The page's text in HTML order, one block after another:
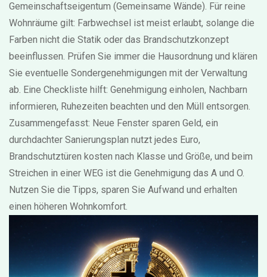
Gemeinschaftseigentum (Gemeinsame Wände). Für reine
Wohnräume gilt: Farbwechsel ist meist erlaubt, solange die
Farben nicht die Statik oder das Brandschutzkonzept
beeinflussen. Prüfen Sie immer die Hausordnung und klären
Sie eventuelle Sondergenehmigungen mit der Verwaltung
ab. Eine Checkliste hilft: Genehmigung einholen, Nachbarn
informieren, Ruhezeiten beachten und den Müll entsorgen.
Zusammengefasst: Neue Fenster sparen Geld, ein
durchdachter Sanierungsplan nutzt jedes Euro,
Brandschutztüren kosten nach Klasse und Größe, und beim
Streichen in einer WEG ist die Genehmigung das A und O.
Nutzen Sie die Tipps, sparen Sie Aufwand und erhalten
einen höheren Wohnkomfort.